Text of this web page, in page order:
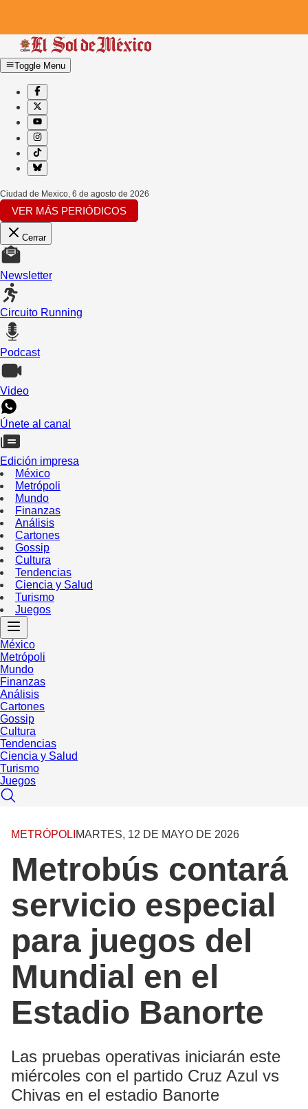
Toggle Menu
Ciudad de Mexico, 6 de agosto de 2026
VER MÁS PERIÓDICOS
Cerrar
Newsletter
Circuito Running
Podcast
Video
Únete al canal
Edición impresa
México
Metrópoli
Mundo
Finanzas
Análisis
Cartones
Gossip
Cultura
Tendencias
Ciencia y Salud
Turismo
Juegos
México
Metrópoli
Mundo
Finanzas
Análisis
Cartones
Gossip
Cultura
Tendencias
Ciencia y Salud
Turismo
Juegos
METRÓPOLI MARTES, 12 DE MAYO DE 2026
Metrobús contará
servicio especial
para juegos del
Mundial en el
Estadio Banorte
Las pruebas operativas iniciarán este
miércoles con el partido Cruz Azul vs
Chivas en el estadio Banorte